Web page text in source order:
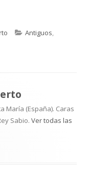
Categorías
Antiguos,
María (España). Caras
Sabio. Ver todas las